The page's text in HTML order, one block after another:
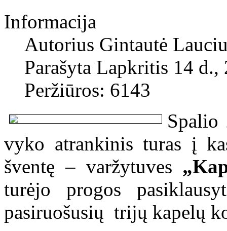
Informacija
Autorius Gintautė
Parašyta Lapkritis 14 d.,
Peržiūros: 6143
Spalio
vyko atrankinis turas į
šventę – varžytuves
turėjo progos
pasiruošusių trijų kapelų